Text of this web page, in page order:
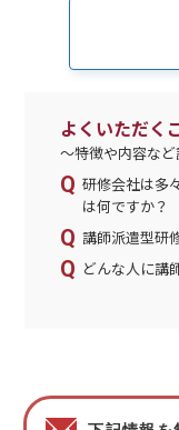
よくいただく
～特徴や内容な
研修会社は多
は何ですか？
講師派遣型研
どんな人に講